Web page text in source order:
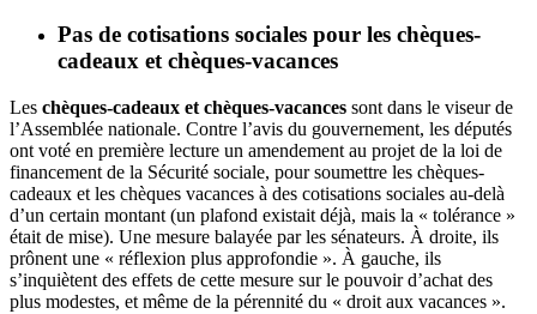
Pas de cotisations sociales pour les chèques-
cadeaux et chèques-vacances
Les chèques-cadeaux et chèques-vacances sont dans le viseur de
l’Assemblée nationale. Contre l’avis du gouvernement, les députés
ont voté en première lecture un amendement au projet de la loi de
financement de la Sécurité sociale, pour soumettre les chèques-
cadeaux et les chèques vacances à des cotisations sociales au-delà
d’un certain montant (un plafond existait déjà, mais la « tolérance »
était de mise). Une mesure balayée par les sénateurs. À droite, ils
prônent une « réflexion plus approfondie ». À gauche, ils
s’inquiètent des effets de cette mesure sur le pouvoir d’achat des
plus modestes, et même de la pérennité du « droit aux vacances ».